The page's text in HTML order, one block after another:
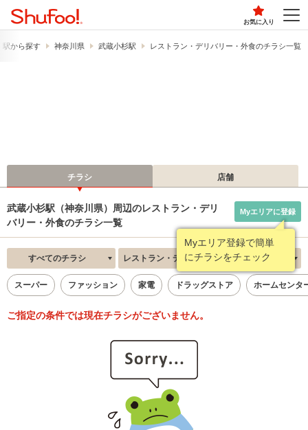
お気に入り
駅から探す 神奈川県 武蔵小杉駅 レストラン・デリバリー・外食のチラシ一覧
チラシ 店舗
武蔵小杉駅（神奈川県）周辺のレストラン・デリ
バリー・外食のチラシ一覧
Myエリア登録で簡単
にチラシをチェック
Myエリアに登録
すべてのチラシ レストラン・デリバリー・外食 新着順
スーパー ファッション 家電 ドラッグストア ホームセンタ
ご指定の条件では現在チラシがございません。